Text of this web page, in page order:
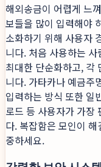
해외송금이 어렵게 느
보들을 많이 입력해야
소화하기 위해 사용자
니다. 처음 사용하는
최대한 단순화하고, 각
니다. 가타카나 예금주
입력하는 방식 또한 일
로드 등 사용자가 가장
다. 복잡함은 모인이
중하세요.